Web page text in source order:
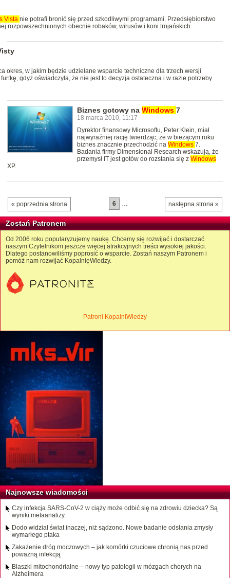
Vista nie potrafi bronić się przed szkodliwymi programami. Przedsiębiorstwo
rozpowszechnionych obecnie robaków, wirusów i koni trojańskich.
okres, w jakim będzie udzielane wsparcie techniczne dla trzech wersji
gdyż oświadczyła, że nie jest to decyzja ostateczna i w razie potrzeby
Biznes gotowy na Windows 7
18 marca 2010, 11:17
Dyrektor finansowy Microsoftu, Peter Klein, miał
najwyraźniej rację twierdząc, że w bieżącym roku
biznes znacznie przechodzić na Windows 7.
Badania firmy Dimensional Research wskazują, że
przemysł IT jest gotów do rozstania się z Windows
XP.
« poprzednia strona następna strona »
6 …
Zostań Patronem
Od 2006 roku popularyzujemy naukę. Chcemy się rozwijać i dostarczać
naszym Czytelnikom jeszcze więcej atrakcyjnych treści wysokiej jakości.
Dlatego postanowiliśmy poprosić o wsparcie. Zostań naszym Patronem i
pomóż nam rozwijać KopalnięWiedzy.
Patroni KopalniWiedzy
Najnowsze wiadomości
Czy infekcja SARS-CoV-2 w ciąży może odbić się na zdrowiu dziecka? Są
wyniki metaanalizy
Dodo widział świat inaczej, niż sądzono. Nowe badanie odsłania zmysły
wymarłego ptaka
Zakażenie dróg moczowych – jak komórki czuciowe chronią nas przed
poważną infekcją
Blaszki mitochondrialne – nowy typ patologii w mózgach chorych na
Alzheimera